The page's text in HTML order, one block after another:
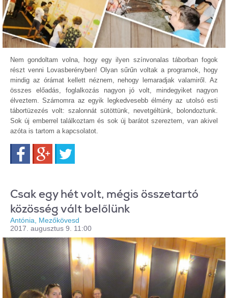
Nem gondoltam volna, hogy egy ilyen színvonalas táborban fogok
részt venni Lovasberényben! Olyan sűrűn voltak a programok, hogy
mindig az órámat kellett néznem, nehogy lemaradjak valamiről. Az
összes előadás, foglalkozás nagyon jó volt, mindegyiket nagyon
élveztem. Számomra az egyik legkedvesebb élmény az utolsó esti
tábortüzezés volt: szalonnát sütöttünk, nevetgéltünk, bolondoztunk.
Sok új emberrel találkoztam és sok új barátot szereztem, van akivel
azóta is tartom a kapcsolatot.
FacebookGoogle+
Csak egy hét volt, mégis összetartó
közösség vált belőlünk
Antónia, Mezőkövesd
2017. augusztus 9. 11:00